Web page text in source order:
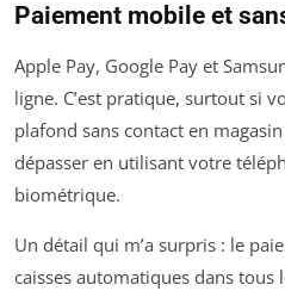
Paiement mobile et
Apple Pay, Google Pay et
ligne. C’est pratique, surtout si
plafond sans contact en
dépasser en utilisant votre
biométrique.
Un détail qui m’a surpris : le
caisses automatiques dans tous